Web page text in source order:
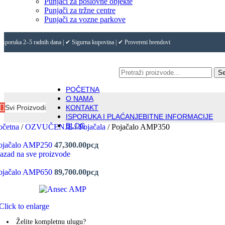
Punjači za tržne centre
Punjači za vozne parkove
2–5 radnih dana | ✔ Sigurna kupovina | ✔ Provereni brendovi
Svi Proizvodi
POČETNA
O NAMA
KONTAKT
ISPORUKA I PLAĆANJEBITNE INFORMACIJE
BLOG
/ OZVUČENJE/ Pojačala / Pojačalo AMP350
AMP250 47,300.00рсд
na sve proizvode
AMP650 89,700.00рсд
to enlarge
Želite kompletnu ulugu?